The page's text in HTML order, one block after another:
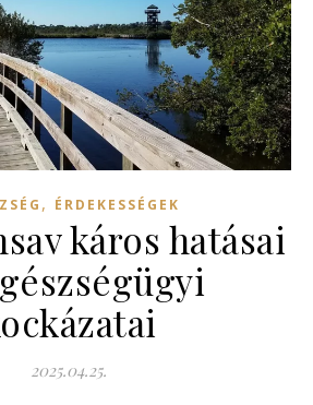
, ÉRDEKESSÉGEK
káros hatásai
2025.04.25.